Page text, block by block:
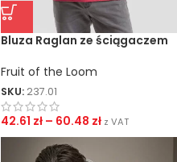
Bluza Raglan ze ściągaczem
Fruit of the Loom
SKU: 237.01
42.61 zł – 60.48 zł z VAT